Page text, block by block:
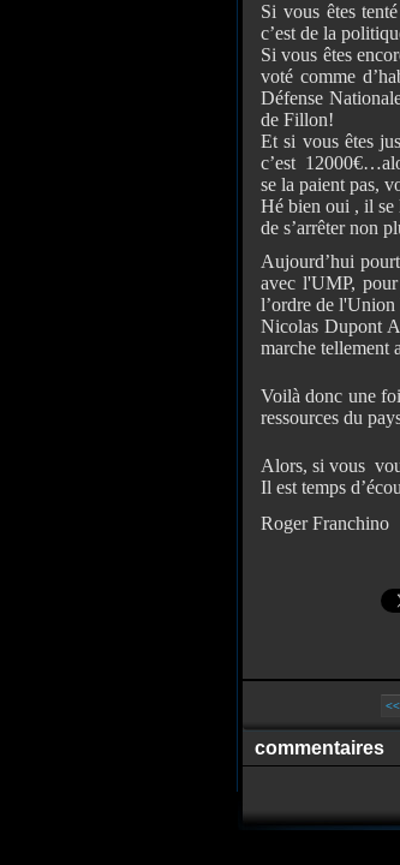
Si vous êtes
c’est de la
Si vous êtes
voté comme
Défense
de Fillon!
Et si vous êtes
c’est
se la paient pas,
Hé bien oui , il se
de s’arrêter non
Aujourd’hui
avec l'UMP,
l’ordre de
Nicolas Dupont
marche tellement
Voilà donc une
ressources du
Alors, si vous
Il est temps
Roger Franchino
commentaires